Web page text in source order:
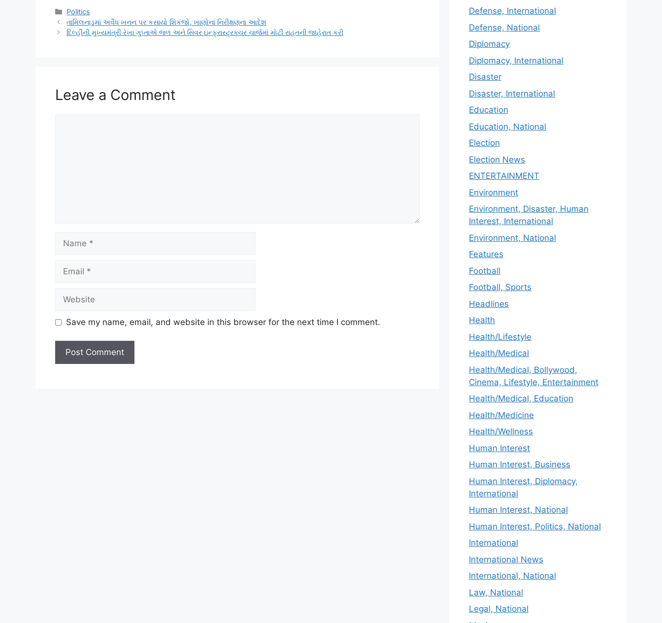
Categories
Politics
તામિલનાડુમાં અવૈધ ખનન પર કસાયો શિકંજો, ખાણોના નિરીક્ષણના આદેશ
દિલ્હીની મુખ્યમંત્રી રેખા ગુપ્તાએ જળ અને સિવર ઇન્ફ્રાસ્ટ્રક્ચર ચાર્જમાં મોટી રાહતની જાહેરાત કરી
Leave a Comment
Save my name, email, and website in this browser for the next time I comment.
Defense, International
Defense, National
Diplomacy
Diplomacy, International
Disaster
Disaster, International
Education
Education, National
Election
Election News
ENTERTAINMENT
Environment
Environment, Disaster, Human
Interest, International
Environment, National
Features
Football
Football, Sports
Headlines
Health
Health/Lifestyle
Health/Medical
Health/Medical, Bollywood,
Cinema, Lifestyle, Entertainment
Health/Medical, Education
Health/Medicine
Health/Wellness
Human Interest
Human Interest, Business
Human Interest, Diplomacy,
International
Human Interest, National
Human Interest, Politics, National
International
International News
International, National
Law, National
Legal, National